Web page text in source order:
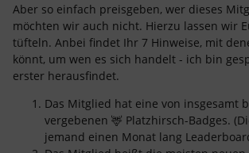
Aber so einfach preisgeben, wer dieses
möchten wir auch nicht. Hierzu lassen wir
tüfteln. Anbei findet Ihr 7 Hinweise, mit
könnt, um wen es sich handelt - ich bin
erster herausfindet.
Das Mitglied hat eine von insgesamt
vergebenen 🦌 Platzhirsch-Badges.
jemand einen Monat lang